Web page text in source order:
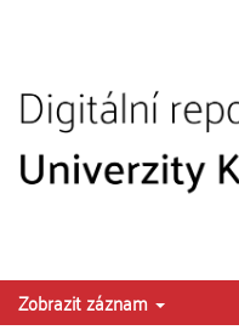
Zobrazit záznam